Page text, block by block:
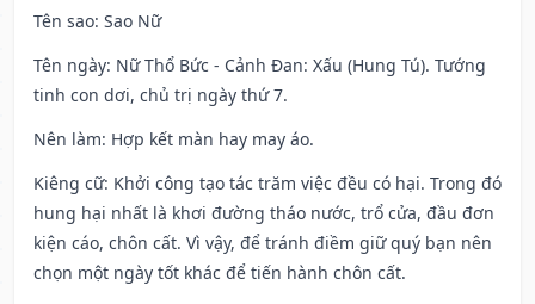
Tên sao: Sao Nữ
Tên ngày: Nữ Thổ Bức - Cảnh Đan: Xấu (Hung Tú). Tướng
tinh con dơi, chủ trị ngày thứ 7.
Nên làm: Hợp kết màn hay may áo.
Kiêng cữ: Khởi công tạo tác trăm việc đều có hại. Trong đó
hung hại nhất là khơi đường tháo nước, trổ cửa, đầu đơn
kiện cáo, chôn cất. Vì vậy, để tránh điềm giữ quý bạn nên
chọn một ngày tốt khác để tiến hành chôn cất.